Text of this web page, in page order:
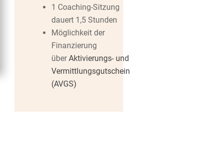
1 Coaching-Sitzung
dauert 1,5 Stunden
Möglichkeit der
Finanzierung
über Aktivierungs- und
Vermittlungsgutschein
(AVGS)